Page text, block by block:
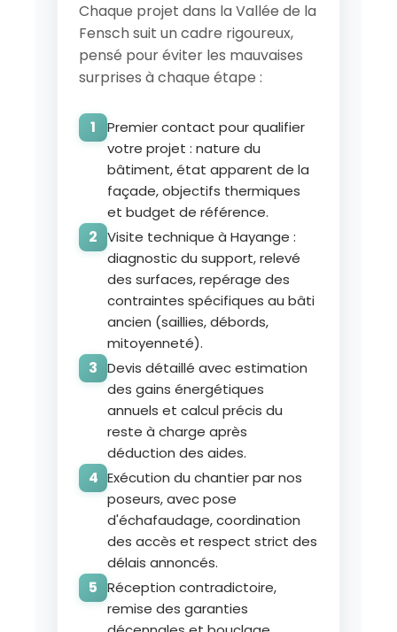
Chaque projet dans la Vallée de la
Fensch suit un cadre rigoureux,
pensé pour éviter les mauvaises
surprises à chaque étape :
Premier contact pour qualifier
votre projet : nature du
bâtiment, état apparent de la
façade, objectifs thermiques
et budget de référence.
Visite technique à Hayange :
diagnostic du support, relevé
des surfaces, repérage des
contraintes spécifiques au bâti
ancien (saillies, débords,
mitoyenneté).
Devis détaillé avec estimation
des gains énergétiques
annuels et calcul précis du
reste à charge après
déduction des aides.
Exécution du chantier par nos
poseurs, avec pose
d'échafaudage, coordination
des accès et respect strict des
délais annoncés.
Réception contradictoire,
remise des garanties